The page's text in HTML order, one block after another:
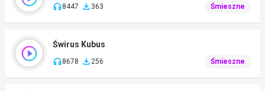
8447 363 Śmieszne
Świrus Kubus
8678 256 Śmieszne